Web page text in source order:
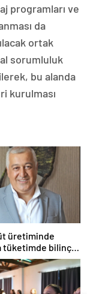
programları ve
da
ortak
sorumluluk
bu alanda
kurulması
üretiminde
tüketimde bilinç